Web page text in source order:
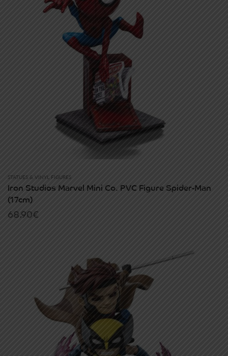
STATUES & VINYL FIGURES
Iron Studios Marvel Mini Co. PVC Figure Spider-Man
(17cm)
68.90€